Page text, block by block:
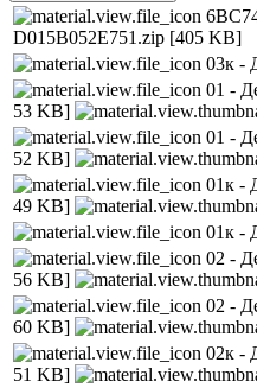
D015B052E751.zip [405 KB]
03к -
01 -
53 KB]
01 -
52 KB]
01к -
49 KB]
01к -
02 -
56 KB]
02 -
60 KB]
02к -
51 KB]